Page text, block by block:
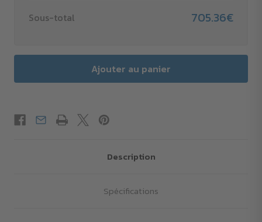
Sous-total 705.36€
Description
Spécifications